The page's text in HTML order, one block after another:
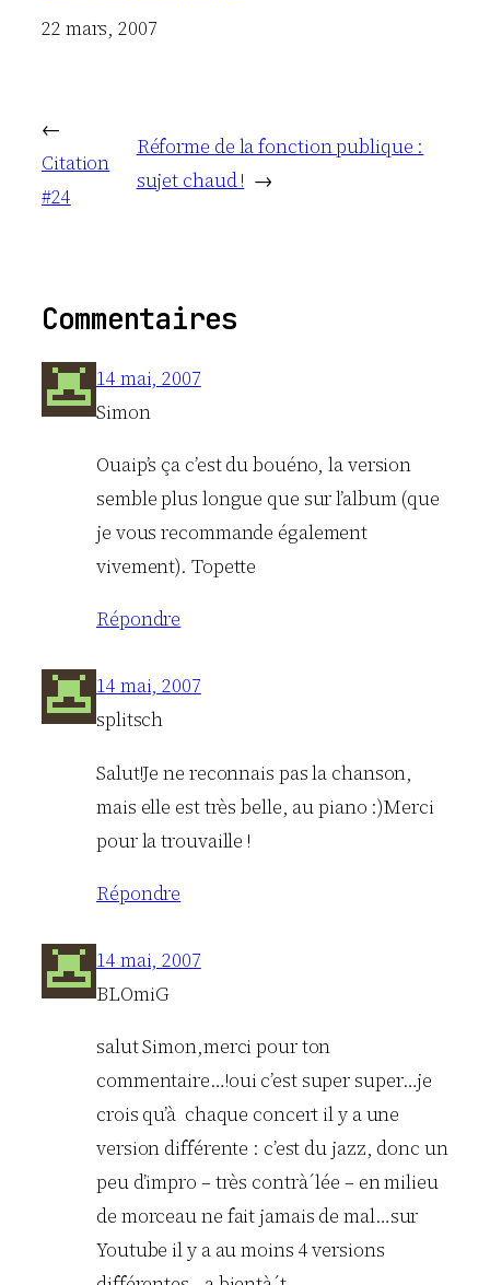
Date
22 mars, 2007
←
Citation
#24
Réforme de la fonction publique :
sujet chaud ! →
Commentaires
14 mai, 2007
Simon
Ouaip’s ça c’est du bouéno, la version
semble plus longue que sur l’album (que
je vous recommande également
vivement). Topette
Répondre
14 mai, 2007
splitsch
Salut!Je ne reconnais pas la chanson,
mais elle est très belle, au piano :)Merci
pour la trouvaille !
Répondre
14 mai, 2007
BLOmiG
salut Simon,merci pour ton
commentaire…!oui c’est super super…je
crois qu’à chaque concert il y a une
version différente : c’est du jazz, donc un
peu d’impro – très contrà´lée – en milieu
de morceau ne fait jamais de mal…sur
Youtube il y a au moins 4 versions